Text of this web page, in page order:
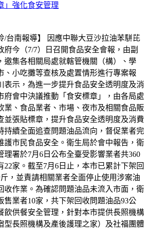
」強化食安管理
/台南報導】 因應中聯大豆沙拉油苯駢芘
府今（7/7）日召開食品安全會報，由副
邀集各相關局處就轄管機關（構）、學
、小吃攤等查核及處置情形進行專案報
表示，為進一步提升食品安全透明度及消
府會中決議推動「食安標章」，由各局處
業、食品業者、市場、夜市及相關食品販
並張貼標章，提升食品安全透明度及消費
持續全面追查問題油品流向，督促業者完
護市民食品安全。衛生局於會中報告，衛
理署於7月6日公布全臺受影響業者共360
22家。截至7月6日止，本市已累計下架回
，並責請相關業者全面停止使用涉案油
收作業。為確認問題油品未流入市面，衛
售業者10家，共下架回收問題油品93公
飲供餐安全管理，針對本市提供長照機構
型長照機構及產後護理之家）及社福團體